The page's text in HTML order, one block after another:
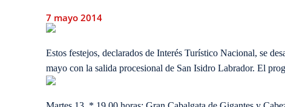
7 mayo 2014
Estos festejos, declarados de Interés Turístico Nacional, se
mayo con la salida procesional de San Isidro Labrador. El